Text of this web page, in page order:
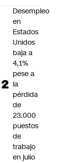
Desempleo
en
Estados
Unidos
baja a
4,1%
pese a
la
pérdida
de
23.000
puestos
de
trabajo
en julio